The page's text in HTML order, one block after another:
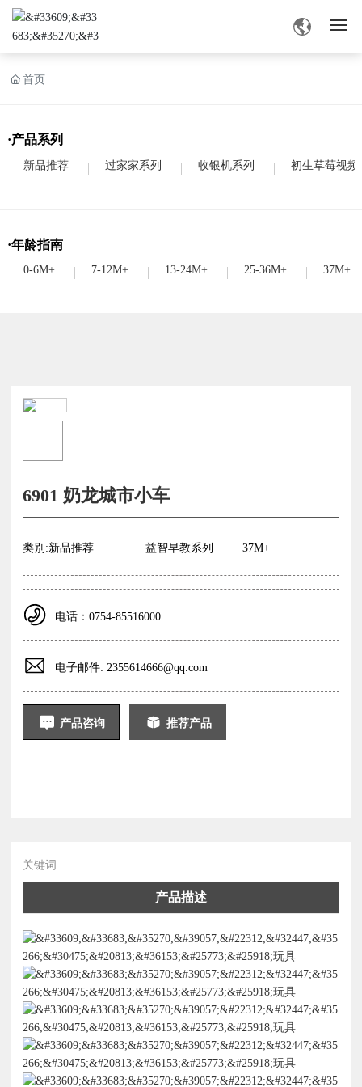
网站首页
产品中心
业务交流
首页
·产品系列
新品推荐 过家家系列 收银机系列 初生草莓视
·年龄指南
0-6M+ 7-12M+ 13-24M+ 25-36M+ 37M+
6901 奶龙城市小车
类别:新品推荐 益智早教系列 37M+
电话：0754-85516000
电子邮件: 2355614666@qq.com
产品咨询 推荐产品
关键词
产品描述